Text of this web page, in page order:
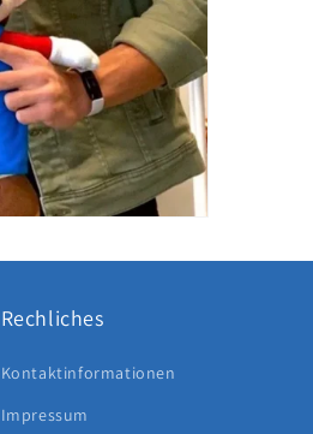
Rechliches
Kontaktinformationen
Impressum